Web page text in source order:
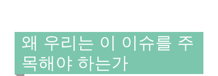
왜 우리는 이 이슈를 주
목해야 하는가